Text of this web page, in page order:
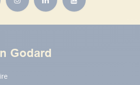
Godard